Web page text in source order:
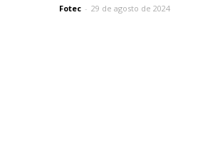
Fotec - 29 de agosto de 2024